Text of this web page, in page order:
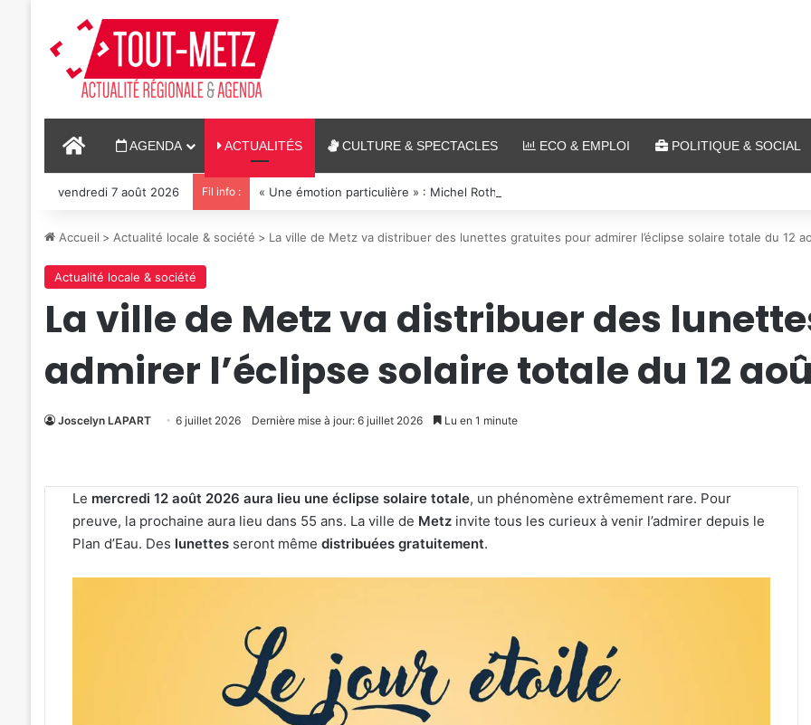
ACCUEILAGENDA ACTUALITÉS CULTURE & SPECTACLES ECO & EMPLOI POLITIQUE & SOCIAL
vendredi 7 août 2026 Fil info : « Une émotion particulière » : Michel Roth en cuisine pour le grand dîner caritatif de la FIM 2026
Accueil > Actualité locale & société > La ville de Metz va distribuer des lunettes gratuites pour admirer l’éclipse solaire totale du 12
Actualité locale & société
La ville de Metz va distribuer des
admirer l’éclipse solaire totale du 12
Joscelyn LAPART 6 juillet 2026 Dernière mise à jour: 6 juillet 2026 Lu en 1 minute
Le mercredi 12 août 2026 aura lieu une éclipse solaire totale, un phénomène extrêmement rare. Pour
preuve, la prochaine aura lieu dans 55 ans. La ville de Metz invite tous les curieux à venir l’admirer depuis le
Plan d’Eau. Des lunettes seront même distribuées gratuitement.